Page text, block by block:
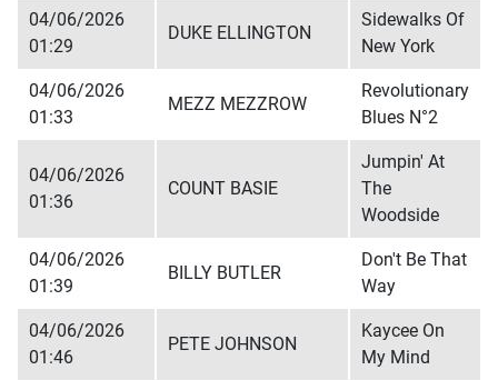
04/06/2026
01:29
DUKE ELLINGTON
Sidewalks Of
New York
04/06/2026
01:33
MEZZ MEZZROW
Revolutionary
Blues N°2
04/06/2026
01:36
COUNT BASIE
Jumpin' At
The
Woodside
04/06/2026
01:39
BILLY BUTLER
Don't Be That
Way
04/06/2026
01:46
PETE JOHNSON
Kaycee On
My Mind